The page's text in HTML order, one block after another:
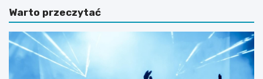
D
u
b
a
j
w
S
z
t
Warto przeczytać